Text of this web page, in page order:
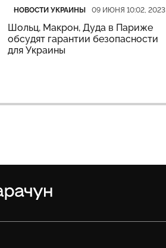
Категория
НОВОСТИ УКРАИНЫ
Дата публикации 09 ИЮНЯ 10:02, 2023
Шольц, Макрон, Дуда в Париже
обсудят гарантии безопасности
для Украины